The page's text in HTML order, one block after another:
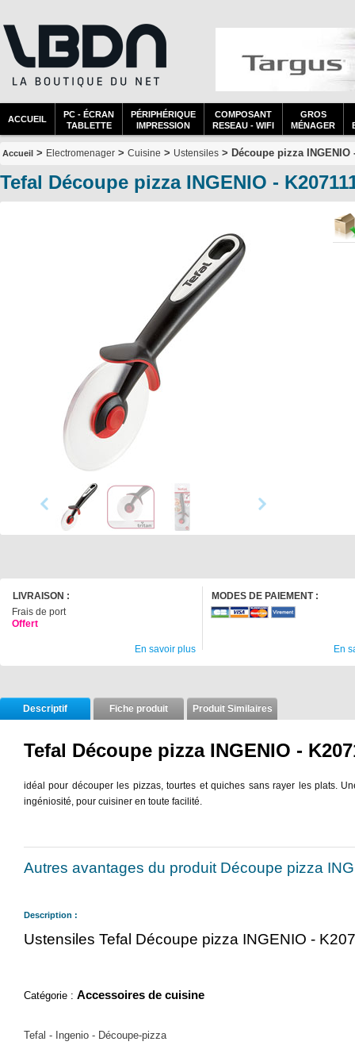
ACCUEIL
PC - ÉCRAN
TABLETTE
PÉRIPHÉRIQUE
IMPRESSION
COMPOSANT
RESEAU - WIFI
GROS
MÉNAGER
Accueil > Electromenager > Cuisine > Ustensiles > Découpe pizza INGENIO
Tefal Découpe pizza INGENIO -
LIVRAISON :
Frais de port
Offert
En savoir plus
MODES DE PAIEMENT :
En
Descriptif Fiche produit Produit Similaires
Tefal Découpe pizza INGENIO -
idéal pour découper les pizzas, tourtes et quiches sans rayer les plats.
ingéniosité, pour cuisiner en toute facilité.
Autres avantages du produit Découpe pizza
Description :
Ustensiles Tefal Découpe pizza INGENIO -
Catégorie : Accessoires de cuisine
Tefal - Ingenio - Découpe-pizza